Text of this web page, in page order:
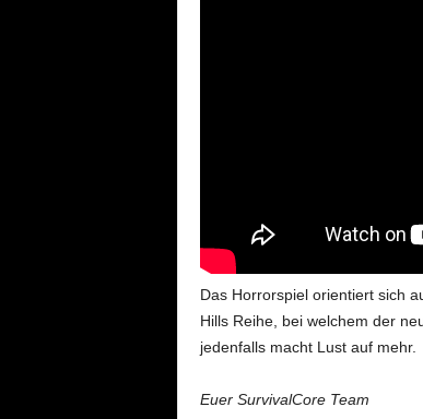
Das Horrorspiel orientiert sich
Hills Reihe, bei welchem der
jedenfalls macht Lust auf mehr.
Euer SurvivalCore Team